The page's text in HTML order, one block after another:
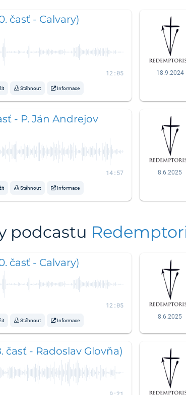
časť - Calvary)
12:05
Stáhnout Informace
18.9.2024
- P. Ján Andrejov
14:57
Stáhnout Informace
8.6.2025
podcastu
časť - Calvary)
12:05
Stáhnout Informace
8.6.2025
časť - Radoslav Glovňa)